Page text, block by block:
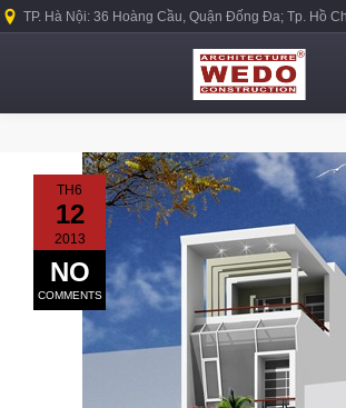
TP. Hà Nội: 36 Hoàng Cầu, Quận Đống Đa; Tp. Hồ
TH6
12
2013
NO
COMMENTS